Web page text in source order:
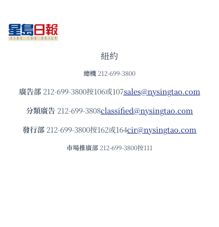
紐約
總機 212-699-3800
廣告部212-699-3800按106或107sales@nysingtao.com
分類廣告 212-699-3808classified@nysingtao.com
發⾏部 212-699-3800按162或164cir@nysingtao.com
市場推廣部 212-699-3800按111